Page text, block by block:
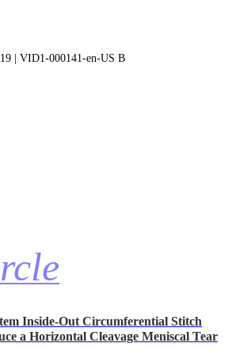
| VID1-000141-en-US B
Inside-Out Circumferential Stitch
a Horizontal Cleavage Meniscal Tear